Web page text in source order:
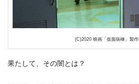
(C)2020 映画「仮面病棟」製
果たして、その闇とは？